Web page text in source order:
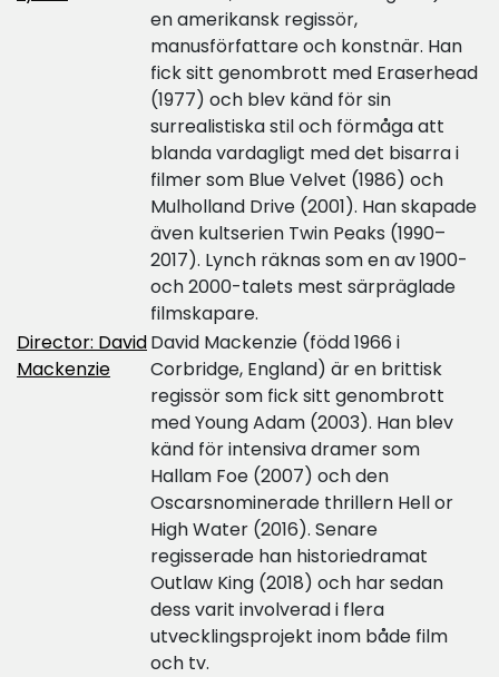
en amerikansk regissör,
manusförfattare och konstnär. Han
fick sitt genombrott med Eraserhead
(1977) och blev känd för sin
surrealistiska stil och förmåga att
blanda vardagligt med det bisarra i
filmer som Blue Velvet (1986) och
Mulholland Drive (2001). Han skapade
även kultserien Twin Peaks (1990–
2017). Lynch räknas som en av 1900-
och 2000-talets mest särpräglade
filmskapare.
Director: David
Mackenzie
David Mackenzie (född 1966 i
Corbridge, England) är en brittisk
regissör som fick sitt genombrott
med Young Adam (2003). Han blev
känd för intensiva dramer som
Hallam Foe (2007) och den
Oscarsnominerade thrillern Hell or
High Water (2016). Senare
regisserade han historiedramat
Outlaw King (2018) och har sedan
dess varit involverad i flera
utvecklingsprojekt inom både film
och tv.